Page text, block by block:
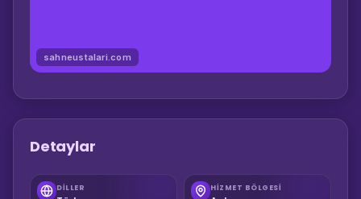
sahneustalari.com
Detaylar
DILLER HIZMET BÖLGESI